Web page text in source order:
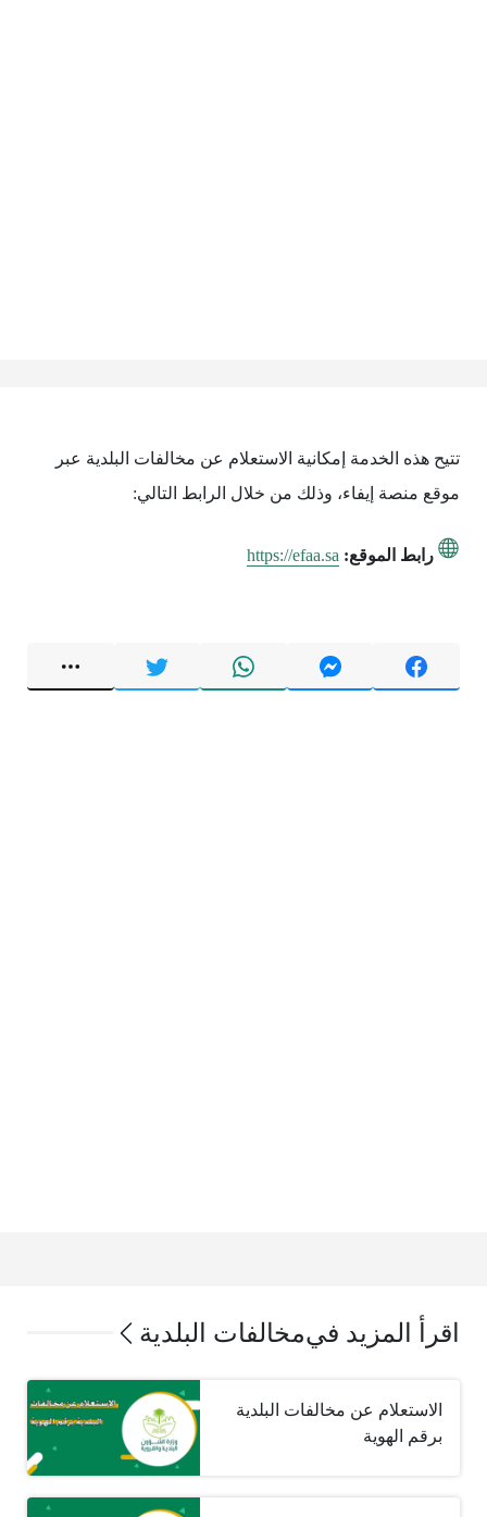
تتيح هذه الخدمة إمكانية الاستعلام عن مخالفات البلدية عبر
موقع منصة إيفاء، وذلك من خلال الرابط التالي:
رابط الموقع: https://efaa.sa
اقرأ المزيد فيمخالفات البلدية
الاستعلام عن مخالفات البلدية
برقم الهوية